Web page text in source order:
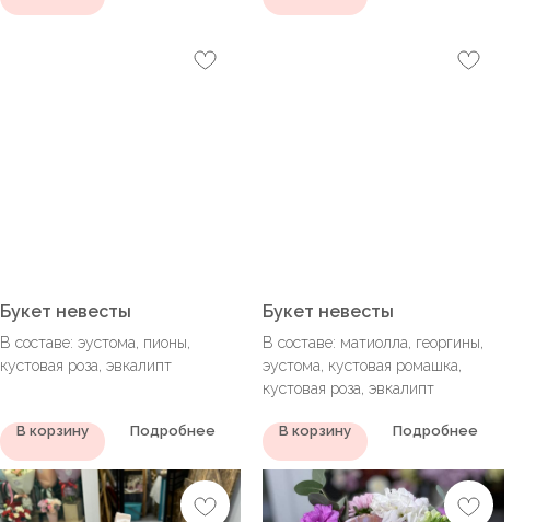
Букет невесты
В составе: эустома, пионы,
кустовая роза, эвкалипт
В корзину Подробнее
Букет невесты
В составе: матиолла, георгины,
эустома, кустовая ромашка,
кустовая роза, эвкалипт
В корзину Подробнее